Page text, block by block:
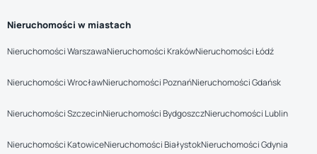
Nieruchomości w miastach
Nieruchomości WarszawaNieruchomości KrakówNieruchomości Łódź
Nieruchomości WrocławNieruchomości PoznańNieruchomości Gdańsk
Nieruchomości SzczecinNieruchomości BydgoszczNieruchomości Lublin
Nieruchomości KatowiceNieruchomości BiałystokNieruchomości Gdynia